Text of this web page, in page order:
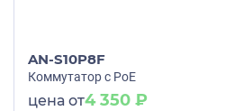
AN-S10P8F
Коммутатор с PoE
цена от4 350 ₽